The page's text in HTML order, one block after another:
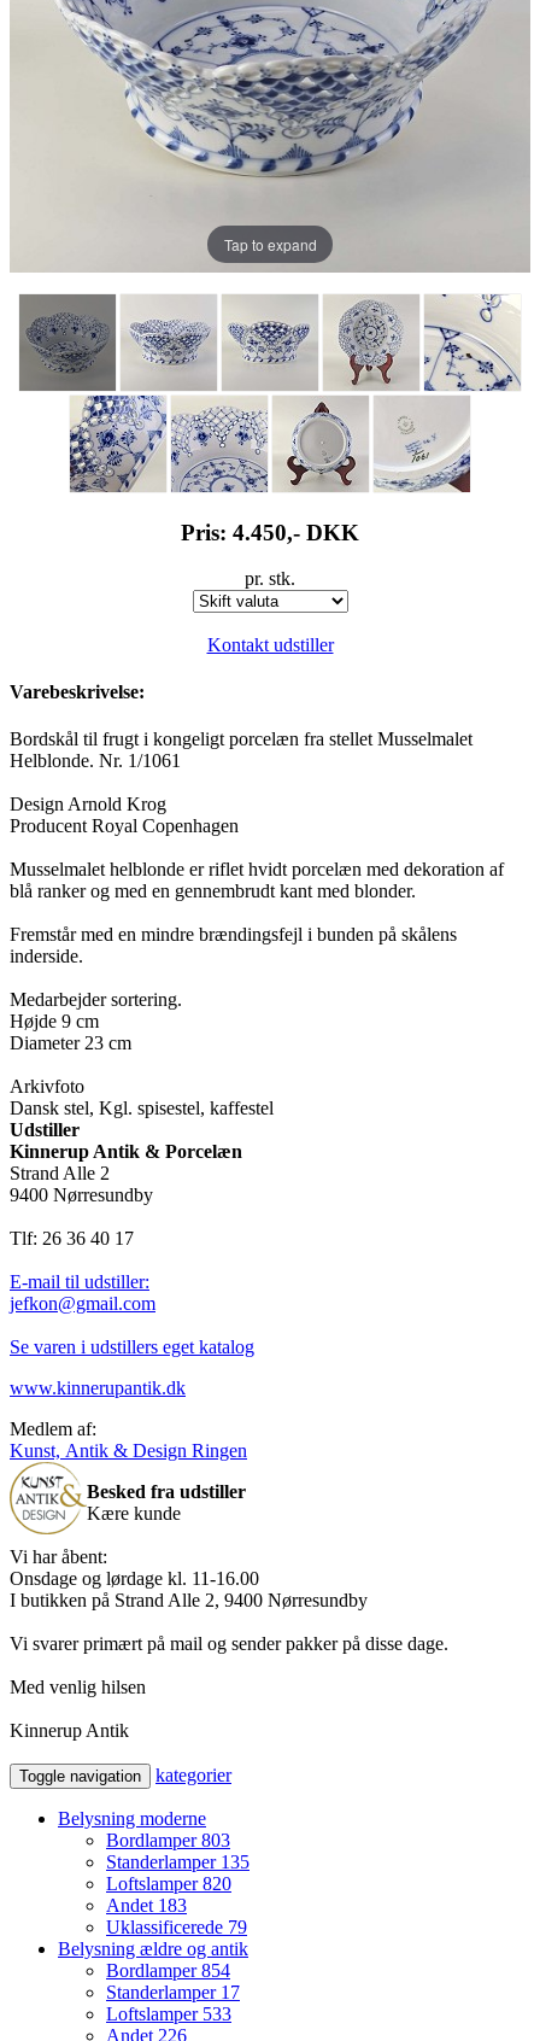
Tap to expand
Pris: 4.450,- DKK
pr. stk.
Kontakt udstiller
Varebeskrivelse:
Bordskål til frugt i kongeligt porcelæn fra stellet Musselmalet
Helblonde. Nr. 1/1061
Design Arnold Krog
Producent Royal Copenhagen
Musselmalet helblonde er riflet hvidt porcelæn med dekoration af
blå ranker og med en gennembrudt kant med blonder.
Fremstår med en mindre brændingsfejl i bunden på skålens
inderside.
Medarbejder sortering.
Højde 9 cm
Diameter 23 cm
Arkivfoto
Dansk stel, Kgl. spisestel, kaffestel
Udstiller
Kinnerup Antik & Porcelæn
Strand Alle 2
9400 Nørresundby
Tlf: 26 36 40 17
E-mail til udstiller:
jefkon@gmail.com
Se varen i udstillers eget katalog
www.kinnerupantik.dk
Medlem af:
Kunst, Antik & Design Ringen
Besked fra udstiller
Kære kunde
Vi har åbent:
Onsdage og lørdage kl. 11-16.00
I butikken på Strand Alle 2, 9400 Nørresundby
Vi svarer primært på mail og sender pakker på disse dage.
Med venlig hilsen
Kinnerup Antik
Toggle navigation kategorier
Belysning moderne
Bordlamper803
Standerlamper 135
Loftslamper820
Andet 183
Uklassificerede 79
Belysning ældre og antik
Bordlamper854
Standerlamper 17
Loftslamper 533
Andet 226